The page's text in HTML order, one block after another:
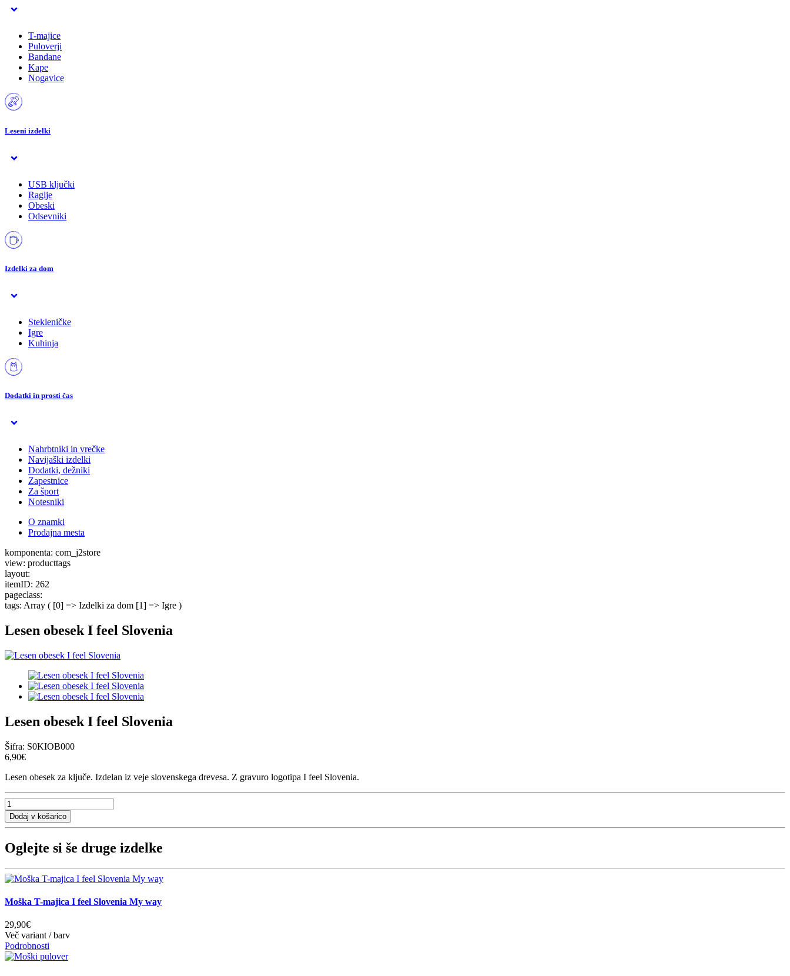
T-majice
Puloverji
Bandane
Kape
Nogavice
Leseni izdelki
USB ključki
Raglje
Obeski
Odsevniki
Izdelki za dom
Stekleničke
Igre
Kuhinja
Dodatki in prosti čas
Nahrbtniki in vrečke
Navijaški izdelki
Dodatki, dežniki
Zapestnice
Za šport
Notesniki
O znamki
Prodajna mesta
komponenta: com_j2store
view: producttags
layout:
itemID: 262
pageclass:
tags: Array ( [0] => Izdelki za dom [1] => Igre )
Lesen obesek I feel Slovenia
Lesen obesek I feel Slovenia
Šifra: S0KIOB000
6,90€
Lesen obesek za ključe. Izdelan iz veje slovenskega drevesa. Z gravuro logotipa I feel Slovenia.
Oglejte si še druge izdelke
Moška T-majica I feel Slovenia My way
29,90€
Več variant / barv
Podrobnosti